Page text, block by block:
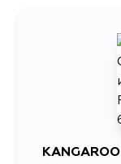
KANGAROO